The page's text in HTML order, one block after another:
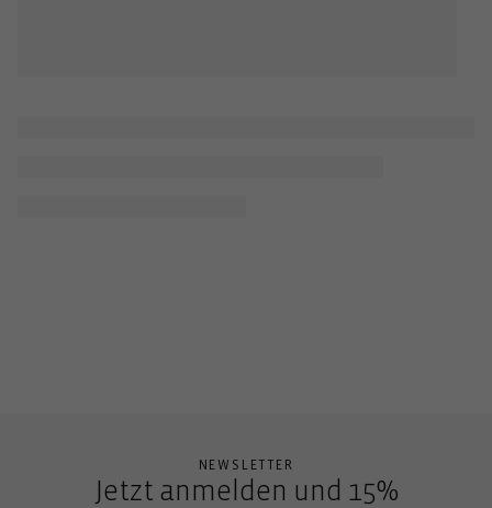
NEWSLETTER
Jetzt anmelden und 15%